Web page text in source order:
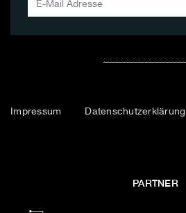
Impressum Datenschutzerklärung
PARTNER